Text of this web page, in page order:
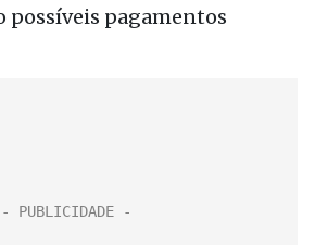
possíveis pagamentos